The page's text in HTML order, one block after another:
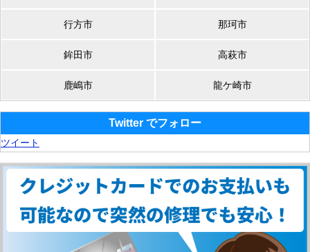
行方市 那珂市
鉾田市 高萩市
鹿嶋市 龍ケ崎市
Twitter でフォロー
ツイート